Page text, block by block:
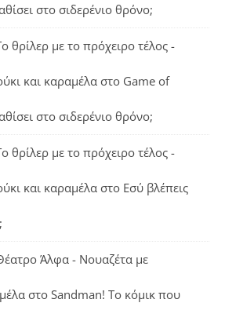
στο σιδερένιο θρόνο;
θρίλερ με το πρόχειρο τέλος -
και καραμέλα στο Game of
στο σιδερένιο θρόνο;
θρίλερ με το πρόχειρο τέλος -
και καραμέλα στο Εσύ βλέπεις
Άλφα - Νουαζέτα με
στο Sandman! Το κόμικ που